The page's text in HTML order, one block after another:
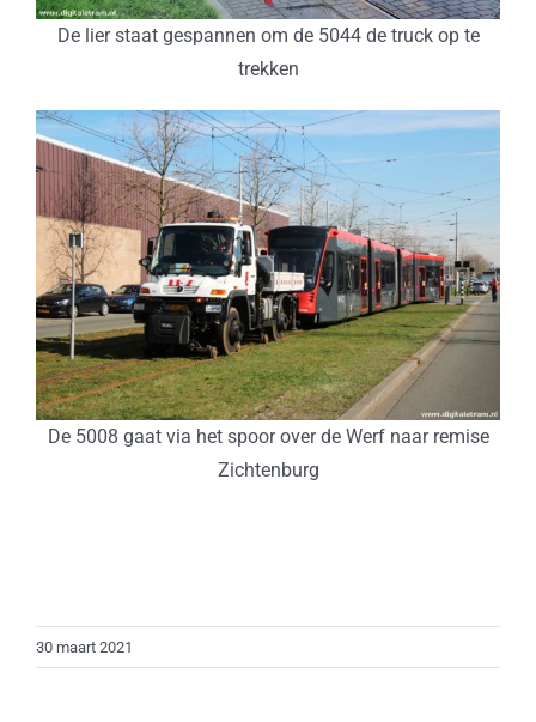
De lier staat gespannen om de 5044 de truck op te
trekken
De 5008 gaat via het spoor over de Werf naar remise
Zichtenburg
30 maart 2021